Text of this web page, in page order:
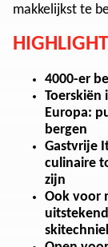
makkelijkst te
4000-er
Toerskiën
Europa:
bergen
Gastvrije
culinaire
zijn
Ook voor